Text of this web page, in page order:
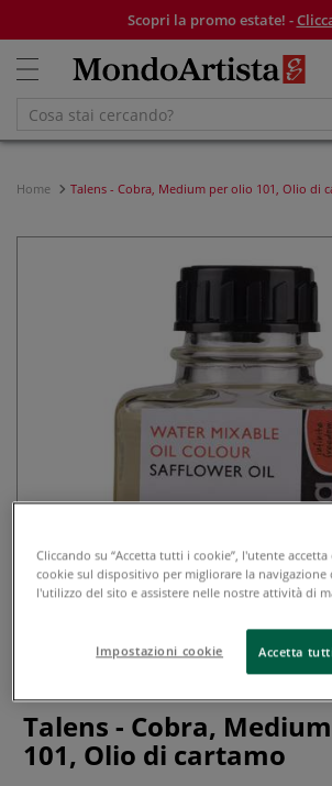
Scopri la promo estate! -
Home Talens - Cobra, Medium per olio 101, Olio di
Talens - Cobra,
101, Olio di cartamo
Cliccando su “Accetta tutti i cookie”, l'utente
cookie sul dispositivo per migliorare la navigazione
l'utilizzo del sito e assistere nelle nostre attività di
Impostazioni cookie Accetta